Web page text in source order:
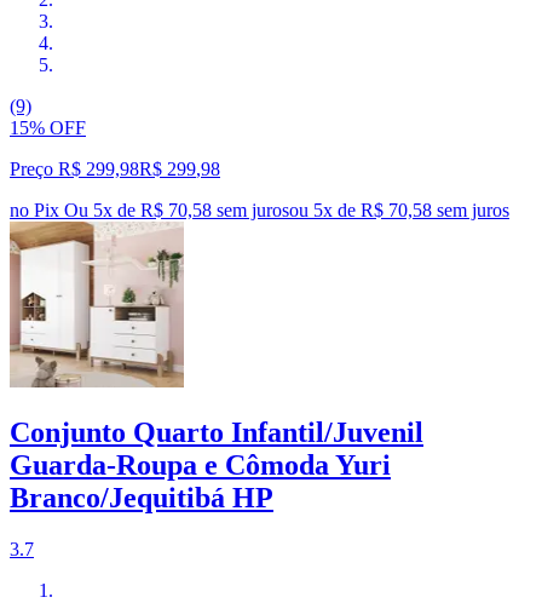
(9)
15% OFF
Preço R$ 299,98R$ 299,98
no Pix Ou 5x de R$ 70,58 sem jurosou 5x de R$ 70,58 sem juros
Conjunto Quarto Infantil/Juvenil
Guarda-Roupa e Cômoda Yuri
Branco/Jequitibá HP
3.7